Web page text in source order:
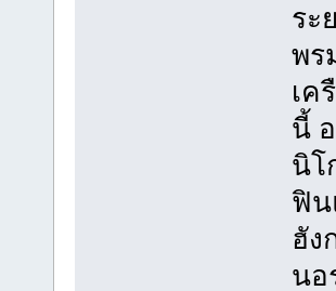
ระ
พร
เค
นี้
นิโ
ฟิน
ฮัง
นอ